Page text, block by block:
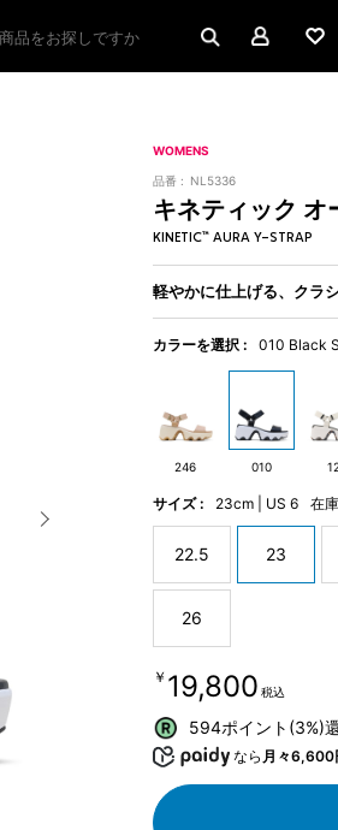
WOMENS
品番 : NL5336
キネティック オ
KINETIC™ AURA Y-STRAP
軽やかに仕上げる、クラ
カラーを選択 : 010 Black
246 010
サイズ : 23cm | US 6 在
22.5 23
26
￥19,800 税込
594ポイント(3%)
なら 月々6,600